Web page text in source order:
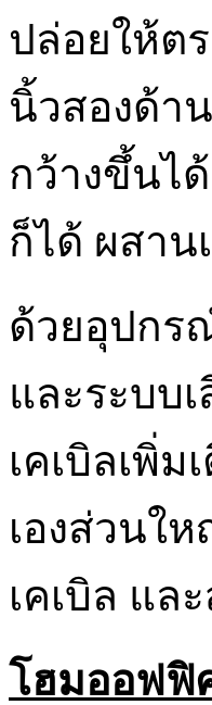
ปล่อยให้ต
นิ้วสองด้า
กว้างขึ้นไ
ก็ได้ ผสา
ด้วยอุปกร
และระบบ
เคเบิลเพิ่
เองส่วนใ
เคเบิล แล
โฮมออฟฟิ